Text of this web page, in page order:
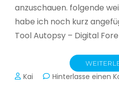
anzuschauen. folgende
habe ich noch kurz
Tool Autopsy – Digital
Kai Hinterlasse einen